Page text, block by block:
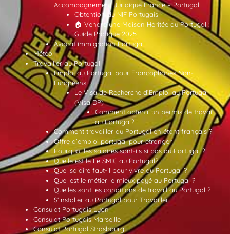
Accompagnement Juridique France – Portugal
Obtention du NIF Portugais
🏠 Vendre une Maison Héritée au Portugal :
Guide Pratique 2025
Avocat immigration Portugal
Météo
Travailler au Portugal
Emploi au Portugal pour Francophones Non-
Européens
Le Visa de Recherche d’Emploi au Portugal
(Visa DP)
Comment obtenir un permis de travail
au Portugal?
Comment travailler au Portugal en étant français ?
Offre d’emploi portugal pour etranger
Pourquoi les salaires sont-ils si bas au Portugal ?
Quelle est le Le SMIC au Portugal?
Quel salaire faut-il pour vivre au Portugal ?
Quel est le métier le mieux payé au Portugal ?
Quelles sont les conditions de travail au Portugal ?
S’installer au Portugal pour Travailler
Consulat Portugais Lyon
Consulat Portugais Marseille
Consulat Portugal Strasbourg